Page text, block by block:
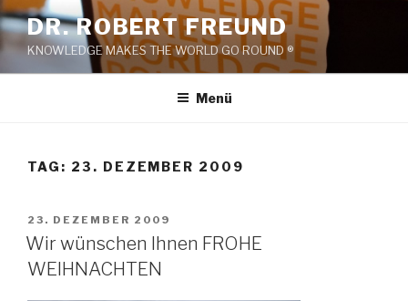
Zum
Inhalt
springen
DR. ROBERT FREUND
KNOWLEDGE MAKES THE WORLD GO ROUND ®
Menü
TAG: 23. DEZEMBER 2009
VERÖFFENTLICHT
AM
23. DEZEMBER 2009
Wir wünschen Ihnen FROHE
WEIHNACHTEN